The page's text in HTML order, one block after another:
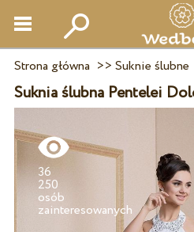
Strona główna >> Suknie ślubne
Suknia ślubna Pentelei
36
250
osób